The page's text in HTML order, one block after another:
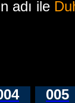
adı ile
005